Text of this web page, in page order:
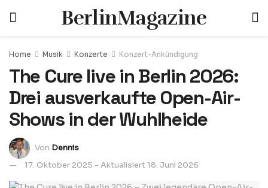
BerlinMagazine
Home Musik Konzerte Konzert-Ankündigung
The Cure live in Berlin 2026:
Drei ausverkaufte Open-Air-
Shows in der Wuhlheide
Von Dennis
17. Oktober 2025 - Aktualisiert 18. Juni 2026